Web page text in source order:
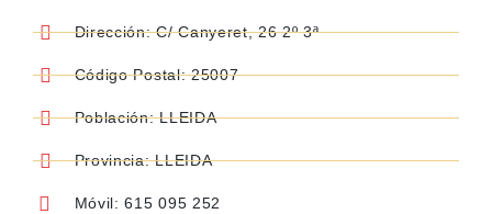
Dirección: C/ Canyeret, 26 2º 3ª
Código Postal: 25007
Población: LLEIDA
Provincia: LLEIDA
Móvil: 615 095 252